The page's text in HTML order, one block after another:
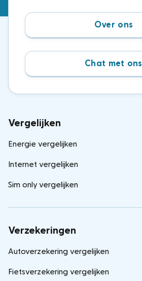
Over ons
Chat met ons
Vergelijken
Energie vergelijken
Internet vergelijken
Sim only vergelijken
Verzekeringen
Autoverzekering vergelijken
Fietsverzekering vergelijken